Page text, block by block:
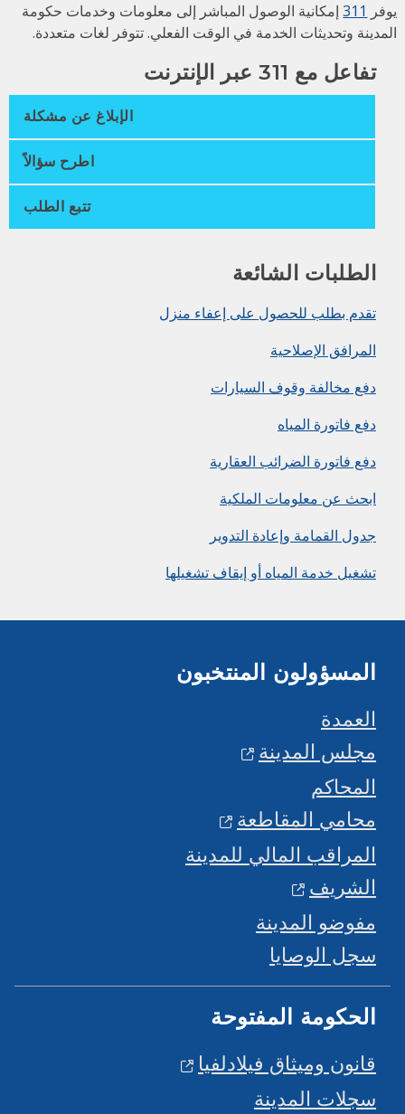
311إمكانية الوصول المباشر إلى معلومات وخدمات حكومة
وتحديثات الخدمة في الوقت الفعلي. تتوفر لغات متعددة.
تفاعل مع 311 عبر الإنترنت
الإبلاغ عن مشكلة
اطرح سؤالاً
تتبع الطلب
الطلبات الشائعة
تقدم بطلب للحصول على إعفاء منزل
المرافق الإصلاحية
دفع مخالفة وقوف السيارات
دفع فاتورة المياه
دفع فاتورة الضرائب العقارية
ابحث عن معلومات الملكية
جدول القمامة وإعادة التدوير
تشغيل خدمة المياه أو إيقاف تشغيلها
المسؤولون المنتخبون
العمدة
مجلس المدينة
المحاكم
محامي المقاطعة
المراقب المالي للمدينة
الشريف
مفوضو المدينة
سجل الوصايا
الحكومة المفتوحة
قانون وميثاق فيلادلفيا
سجلات المدينة